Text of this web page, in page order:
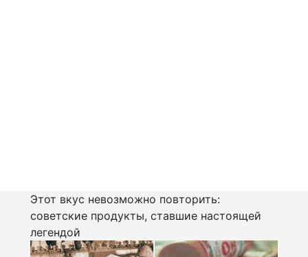
Этот вкус невозможно повторить:
советские продукты, ставшие настоящей
легендой